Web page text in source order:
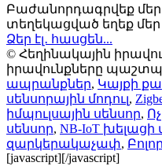
Բաժանորդագրվեք մեր
տեղեկացված եղեք
Ձեր էլ․ հասցեն...
© Հեղինակային
իրավունքները
ապրանքներ, Կայքի
սենսորային մոդուլ,
իմպուլսային սենսոր,
սենսոր, NB-IoT խելացի
զարկերակաչափ,
[javascript] [/javascript]